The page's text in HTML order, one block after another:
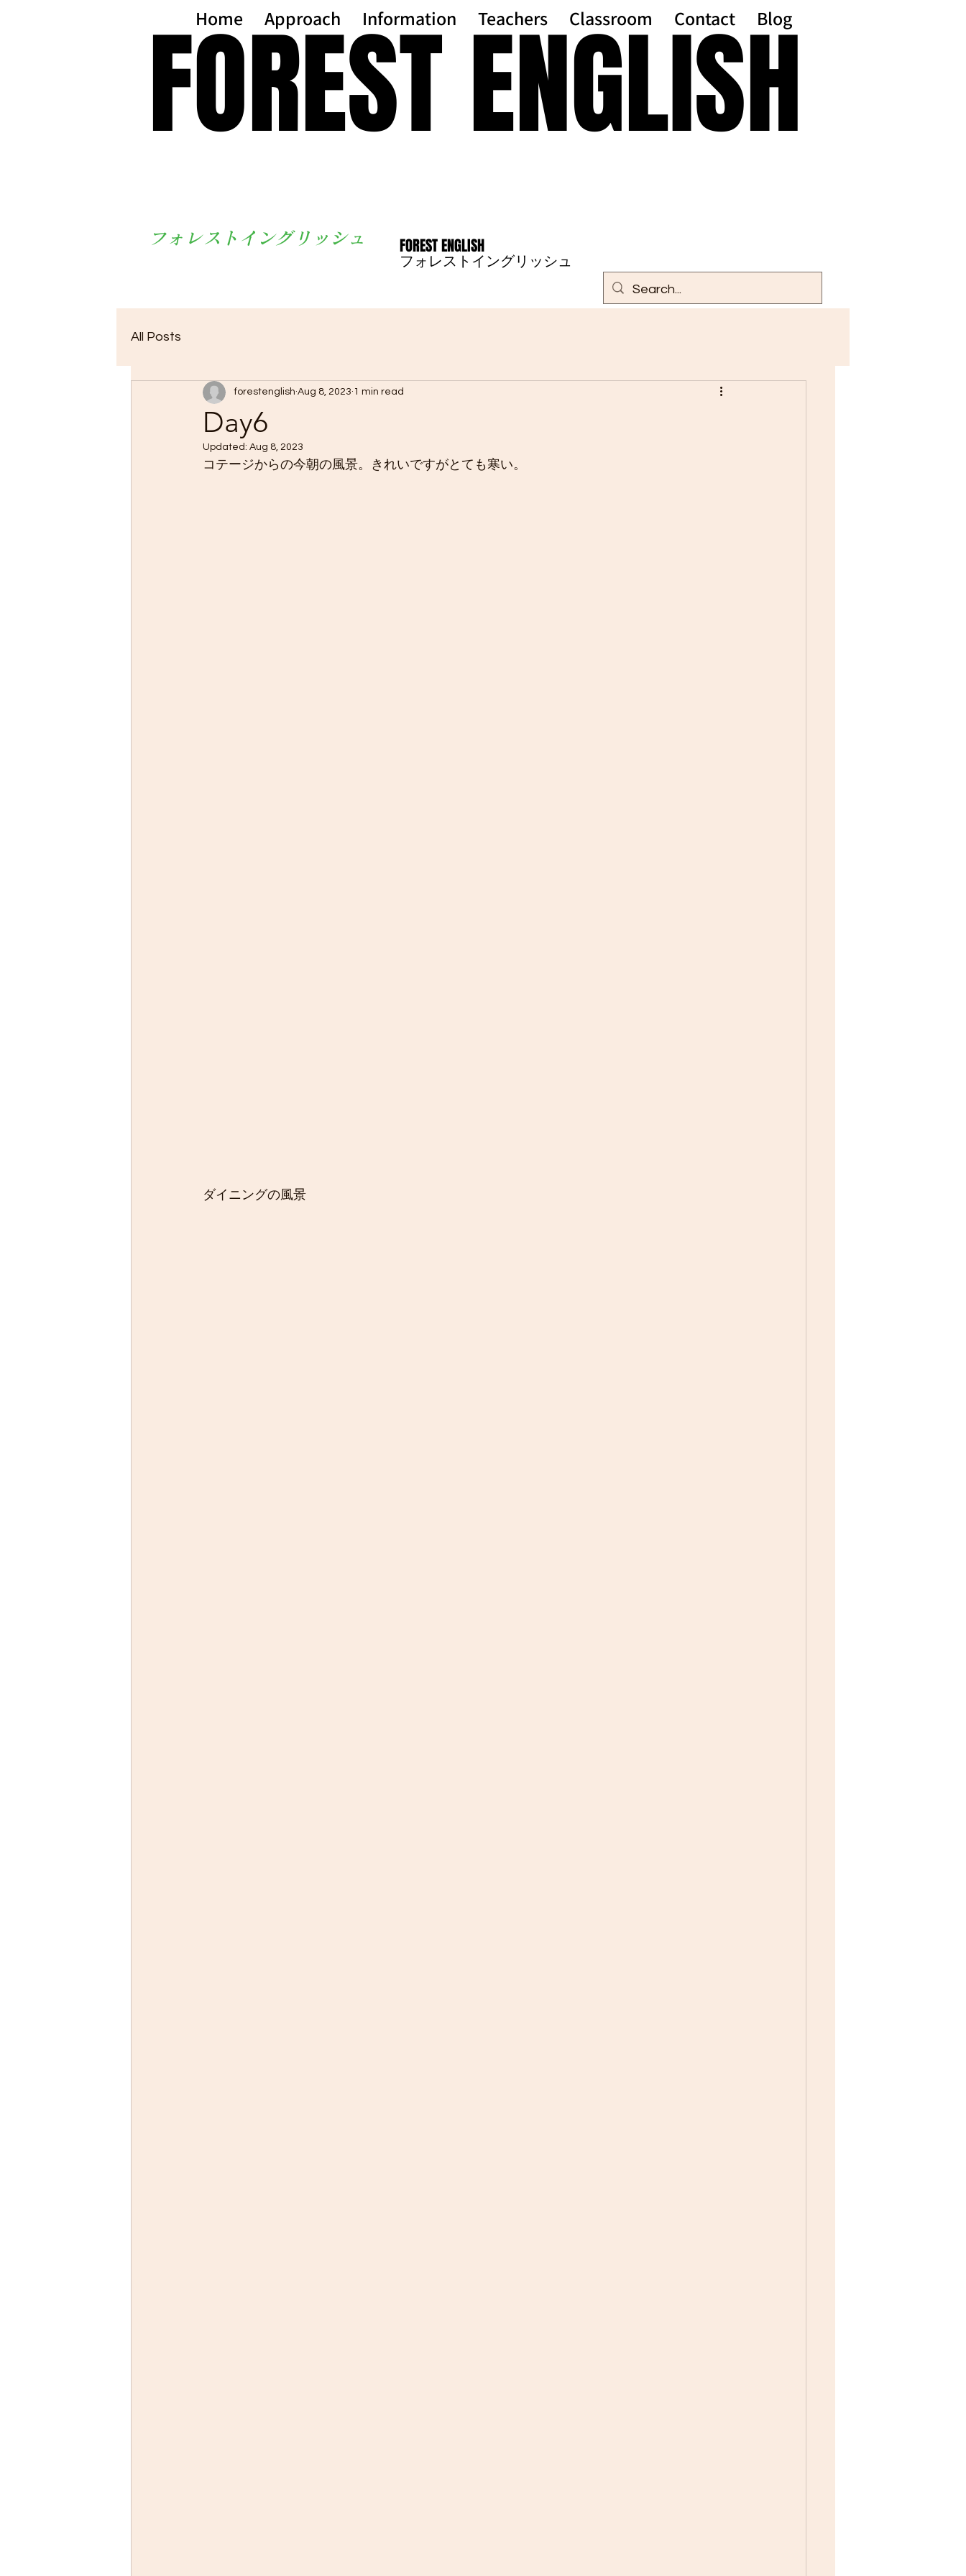
フォレストイングリッシュ
FOREST ENGLISH
FOREST ENGLISH
Home Approach Information Teachers Classroom Contact Blog
All Posts
Day6
forestenglish Aug 8, 2023 1 min read
Updated: Aug 8, 2023
コテージからの今朝の風景。きれいですがとても寒い。
ダイニングの風景
FOREST ENGLISH
フォレストイングリッシュ
FOREST ENGLISH
フォレストイングリッシュ